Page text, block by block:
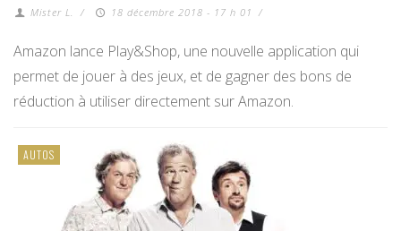
Mister L. / 18 décembre 2018 - 17 h 01 /
Amazon lance Play&Shop, une nouvelle application qui
permet de jouer à des jeux, et de gagner des bons de
réduction à utiliser directement sur Amazon.
AUTOS